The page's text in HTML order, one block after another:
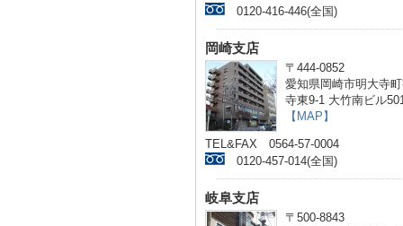
0120-416-446(全国)
岡崎支店
〒444-0852
愛知県岡崎市明大寺
寺東9-1 大竹南ビル
【MAP】
TEL&FAX 0564-57-0004
0120-457-014(全国)
岐阜支店
〒500-8843